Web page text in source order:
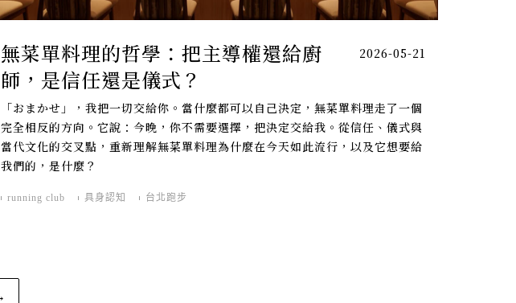
無菜單料理的哲學：把主導權還給廚
師，是信任還是儀式？
2026-05-21
「おまかせ」，我把一切交給你。當什麼都可以自己決定，無菜單料理走了一個
完全相反的方向。它說：今晚，你不需要選擇，把決定交給我。從信任、儀式與
當代文化的交叉點，重新理解無菜單料理為什麼在今天如此流行，以及它想要給
我們的，是什麼？
running club 具身認知 台北跑步